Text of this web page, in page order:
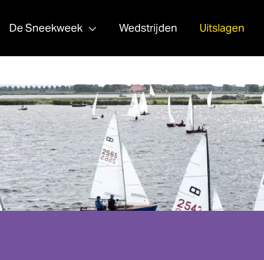
DeSneekweek Wedstrijden Uitslagen